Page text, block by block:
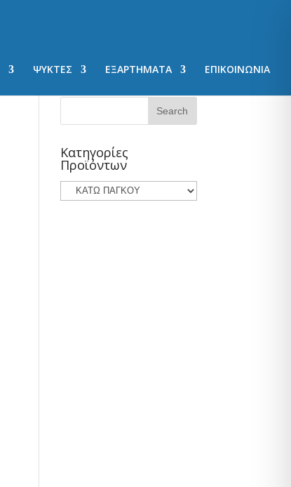
ΨΥΚΤΕΣ ΕΞΑΡΤΗΜΑΤΑ ΕΠΙΚΟΙΝΩΝΙΑ
Κατηγορίες
Προϊόντων